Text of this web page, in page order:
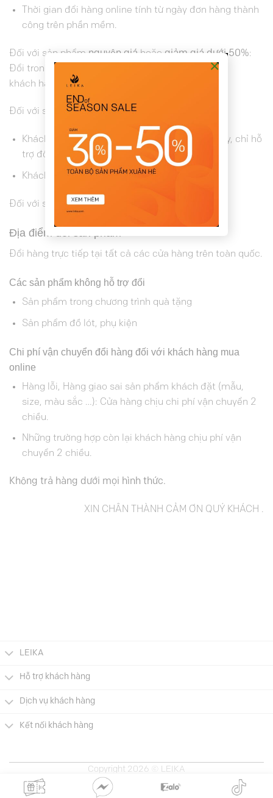
×
Thời gian đổi hàng online tính từ ngày đơn hàng thành
công trên phần mềm.
Đối với sản phẩm nguyên giá hoặc giảm giá dưới 50%:
Đổi trong 7 ngày, áp dụng cho cả
khách hàng online và offline).
Đối với sản phẩmgiảm giá từ 50%
Khách hàng mua tại cửa hàng: Đổi trong 7 ngày, chỉ hỗ
trợ đổi size, không đổi sang sản phẩm khác.
Khách hàng mua online: Không áp dụng đổi
Đối với sản phẩm lỗi: đổi hàng trong vòng 15 ngày.
Địa điểm đổi sản phẩm
Đổi hàng trực tiếp tại tất cả các cửa hàng trên toàn quốc.
Các sản phẩm không hỗ trợ đổi
Sản phẩm trong chương trình quà tặng
Sản phẩm đồ lót, phụ kiện
Chi phí vận chuyển đổi hàng đối với khách hàng mua
online
Hàng lỗi, Hàng giao sai sản phẩm khách đặt (mẫu,
size, màu sắc …): Cửa hàng chịu chi phí vận chuyển 2
chiều.
Những trường hợp còn lại khách hàng chịu phí vận
chuyển 2 chiều.
Không trả hàng dưới mọi hình thức.
XIN CHÂN THÀNH CẢM ƠN QUÝ KHÁCH .
LEIKA
Hỗ trợ khách hàng
Dịch vụ khách hàng
Kết nối khách hàng
Copyright 2026 © LEIKA